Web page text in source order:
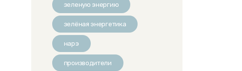
зеленую энергию
зелёная энергетика
нарэ
производители